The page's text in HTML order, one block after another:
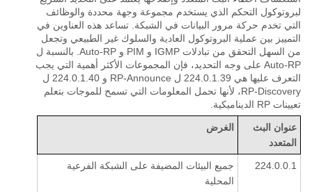
لبروتوكول التحكم الذي يستخدم مجموعة وجهة محددة والوظائف
التي تخدم حركة مرور البيانات في الشبكة. تساعد هذه العناوين في
التمييز بين عملية البروتوكول العادية والسلوك غير الطبيعي وتجعل
من السهل التحقق من تبادلات IGMP و PIM و Auto-RP. بالنسبة ل
Auto-RP على وجه التحديد، فإن المجموعات الأكثر أهمية التي يجب
التعرف عليها هي 224.0.1.39 ل RP-Announce و 224.0.1.40 ل
RP-Discovery، لأنها تحمل المعلومات التي تسمح للموجات بتعلم
تعيينات RP الديناميكية.
عنوان البث
المتعدد
الغرض
224.0.0.1
جميع البيئات المضيفة على الشبكة الفرعية
المحلية